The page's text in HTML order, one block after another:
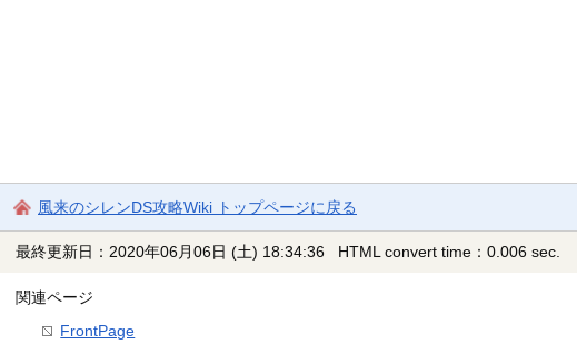
風来のシレンDS攻略Wiki トップページに戻る
最終更新日：2020年06月06日 (土) 18:34:36 HTML convert time：0.006 sec.
関連ページ
FrontPage